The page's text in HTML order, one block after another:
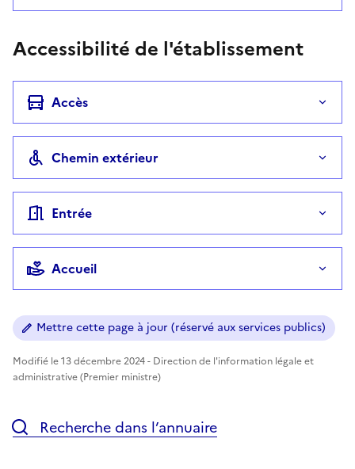
Accessibilité de l'établissement
Accès
Chemin extérieur
Entrée
Accueil
Mettre cette page à jour (réservé aux services publics)
Modifié le 13 décembre 2024 - Direction de l'information légale et
administrative (Premier ministre)
Recherche dans l’annuaire